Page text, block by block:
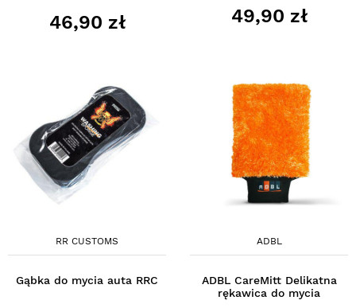
46,90 zł 49,90 zł
RR CUSTOMS
Gąbka do mycia auta RRC
ADBL
ADBL CareMitt Delikatna
rękawica do mycia